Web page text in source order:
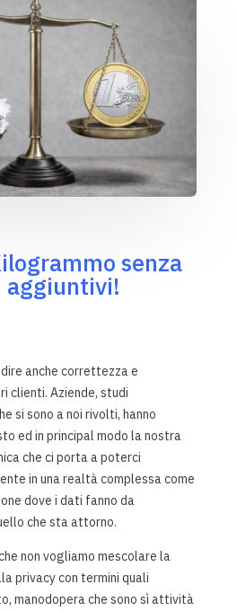
senza
aggiuntivi!
anche correttezza e
clienti. Aziende, studi
si sono a noi rivolti, hanno
ed in principal modo la nostra
che ci porta a poterci
in una realtà complessa come
dove i dati fanno da
che sta attorno.
non vogliamo mescolare la
privacy con termini quali
manodopera che sono sì attività